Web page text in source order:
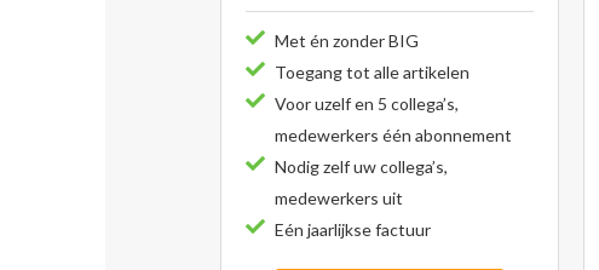
Met én zonder BIG
Toegang tot alle artikelen
Voor uzelf en 5 collega’s,
medewerkers één abonnement
Nodig zelf uw collega’s,
medewerkers uit
Eén jaarlijkse factuur